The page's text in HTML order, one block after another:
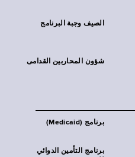
الصيف وجبة البرنامج
شؤون المحاربين القدامى
برنامج (Medicaid)
برنامج التأمين الدوائي